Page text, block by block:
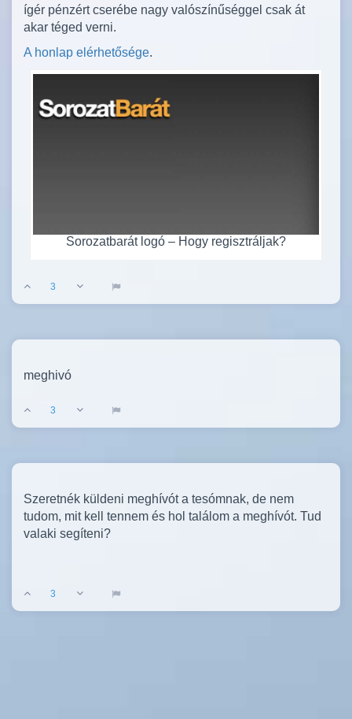
ígér pénzért cserébe nagy valószínűséggel csak át
akar téged verni.
A honlap elérhetősége.
Sorozatbarát logó – Hogy regisztráljak?
3
meghivó
3
Szeretnék küldeni meghívót a tesómnak, de nem
tudom, mit kell tennem és hol találom a meghívót. Tud
valaki segíteni?
3